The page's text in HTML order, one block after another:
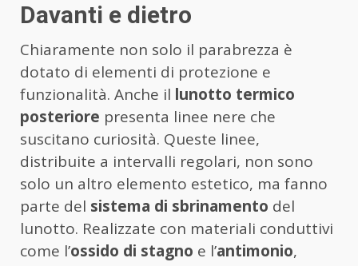
Davanti e dietro
Chiaramente non solo il parabrezza è
dotato di elementi di protezione e
funzionalità. Anche il lunotto termico
posteriore presenta linee nere che
suscitano curiosità. Queste linee,
distribuite a intervalli regolari, non sono
solo un altro elemento estetico, ma fanno
parte del sistema di sbrinamento del
lunotto. Realizzate con materiali conduttivi
come l’ossido di stagno e l’antimonio,